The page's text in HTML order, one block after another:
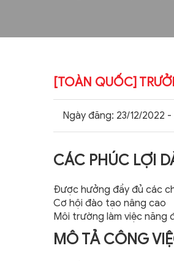
[TOÀN QUỐC]
Ngày đăng: 23/12/2022
CÁC PHÚC LỢI
Được hưởng đầy đủ các
Cơ hội đào tạo nâng cao
Môi trường làm việc năng
MÔ TẢ CÔNG